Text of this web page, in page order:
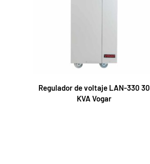
Regulador de voltaje LAN-330 30
KVA Vogar